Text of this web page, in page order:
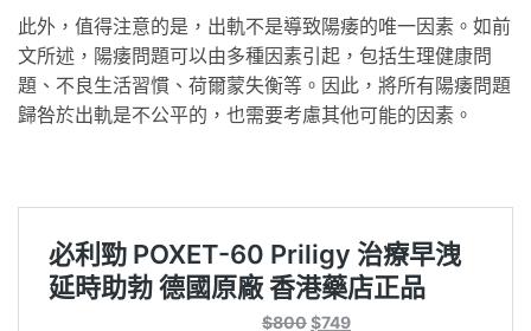
此外，值得注意的是，出軌不是導致陽痿的唯一因素。如前
文所述，陽痿問題可以由多種因素引起，包括生理健康問
題、不良生活習慣、荷爾蒙失衡等。因此，將所有陽痿問題
歸咎於出軌是不公平的，也需要考慮其他可能的因素。